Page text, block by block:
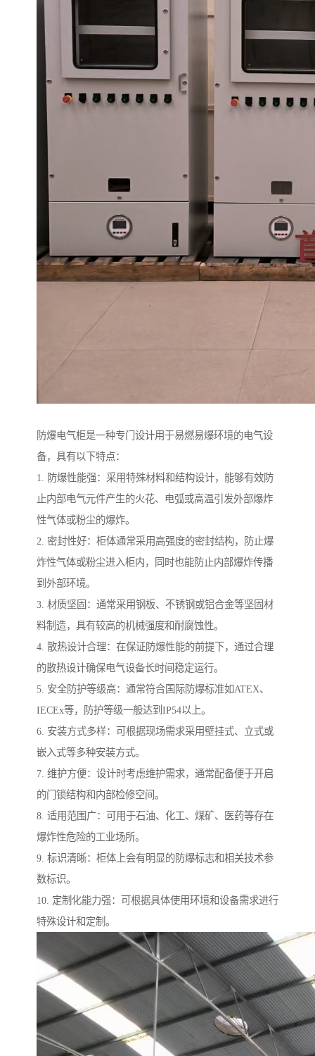
防爆电气柜是一种专门设计用于易燃易爆环境的电气设
备，具有以下特点：
1. 防爆性能强：采用特殊材料和结构设计，能够有效防
止内部电气元件产生的火花、电弧或高温引发外部爆炸
性气体或粉尘的爆炸。
2. 密封性好：柜体通常采用高强度的密封结构，防止爆
炸性气体或粉尘进入柜内，同时也能防止内部爆炸传播
到外部环境。
3. 材质坚固：通常采用钢板、不锈钢或铝合金等坚固材
料制造，具有较高的机械强度和耐腐蚀性。
4. 散热设计合理：在保证防爆性能的前提下，通过合理
的散热设计确保电气设备长时间稳定运行。
5. 安全防护等级高：通常符合国际防爆标准如ATEX、
IECEx等，防护等级一般达到IP54以上。
6. 安装方式多样：可根据现场需求采用壁挂式、立式或
嵌入式等多种安装方式。
7. 维护方便：设计时考虑维护需求，通常配备便于开启
的门锁结构和内部检修空间。
8. 适用范围广：可用于石油、化工、煤矿、医药等存在
爆炸性危险的工业场所。
9. 标识清晰：柜体上会有明显的防爆标志和相关技术参
数标识。
10. 定制化能力强：可根据具体使用环境和设备需求进行
特殊设计和定制。